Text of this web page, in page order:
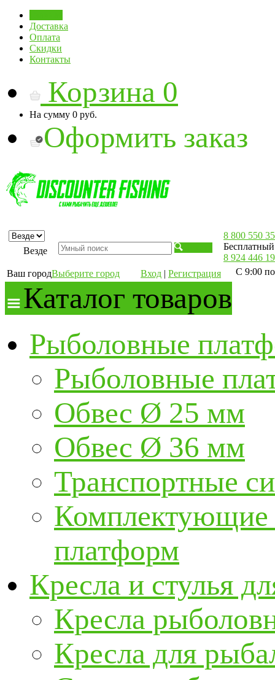
Доставка
Оплата
Скидки
Контакты
Корзина 0
На сумму 0 руб.
Оформить заказ
Везде
Ваш городВыберите город Вход | Регистрация
8 800 550
8 924 446
С 9:00
Каталог товаров
Рыболовные
Рыболовные
Обвес Ø 25 мм
Обвес Ø 36 мм
Транспортные
Комплектующие
платформ
Кресла и стулья
Кресла
Кресла для